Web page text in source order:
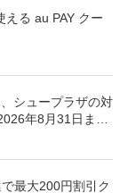
る au PAY クー
シュープラザの対
年8月31日まで
最大200円割引ク